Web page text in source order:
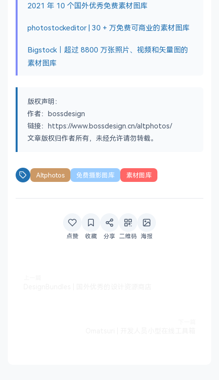
2021 年 10 个国外优秀免费素材图库
photostockeditor | 30 + 万免费可商业的素材图库
Bigstock｜超过 8800 万张照片、视频和矢量图的
素材图库
版权声明：
作者：bossdesign
链接：https://www.bossdesign.cn/altphotos/
文章版权归作者所有，未经允许请勿转载。
Altphotos 免费摄影图库 素材图库
点赞 收藏 分享 二维码 海报